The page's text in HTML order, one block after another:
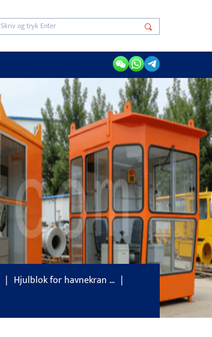
Hjulblok for havnekran …